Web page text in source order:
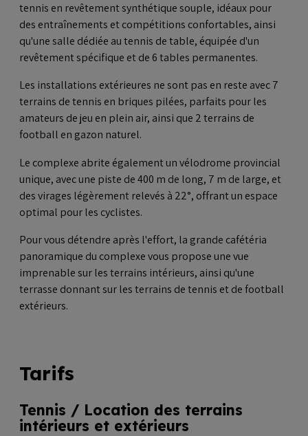
tennis en revêtement synthétique souple, idéaux pour
des entraînements et compétitions confortables, ainsi
qu'une salle dédiée au tennis de table, équipée d'un
revêtement spécifique et de 6 tables permanentes.
Les installations extérieures ne sont pas en reste avec 7
terrains de tennis en briques pilées, parfaits pour les
amateurs de jeu en plein air, ainsi que 2 terrains de
football en gazon naturel.
Le complexe abrite également un vélodrome provincial
unique, avec une piste de 400 m de long, 7 m de large, et
des virages légèrement relevés à 22°, offrant un espace
optimal pour les cyclistes.
Pour vous détendre après l'effort, la grande cafétéria
panoramique du complexe vous propose une vue
imprenable sur les terrains intérieurs, ainsi qu'une
terrasse donnant sur les terrains de tennis et de football
extérieurs.
Tarifs
Tennis / Location des terrains
intérieurs et extérieurs